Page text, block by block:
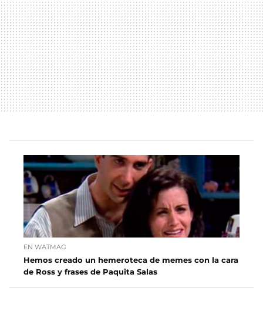
EN WATMAG
Hemos creado un hemeroteca de memes con la cara
de Ross y frases de Paquita Salas